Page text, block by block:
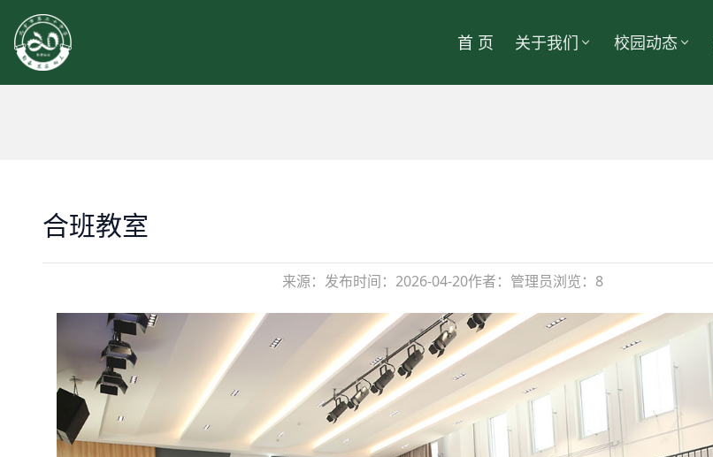
首 页 关于我们 校园动态
合班教室
来源： 发布时间： 2026-04-20作者：管理员浏览：8